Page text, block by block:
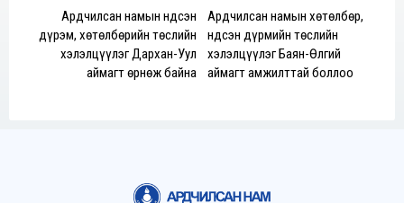
Ардчилсан намын Үндсэн
дүрэм, хөтөлбөрийн төслийн
хэлэлцүүлэг Дархан-Уул
аймагт өрнөж байна
Ардчилсан намын хөтөлбөр,
Үндсэн дүрмийн төслийн
хэлэлцүүлэг Баян-Өлгий
аймагт амжилттай боллоо